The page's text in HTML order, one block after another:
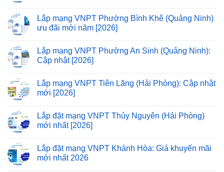
Lắp mạng VNPT Phường Bình Khê (Quảng Ninh)
ưu đãi mới năm [2026]
Lắp mạng VNPT Phường An Sinh (Quảng Ninh):
Cập nhật [2026]
Lắp mạng VNPT Tiên Lãng (Hải Phòng): Cập nhật
mới [2026]
Lắp đặt mạng VNPT Thủy Nguyên (Hải Phòng)
mới nhất [2026]
Lắp đặt mạng VNPT Khánh Hòa: Giá khuyến mãi
mới nhất 2026